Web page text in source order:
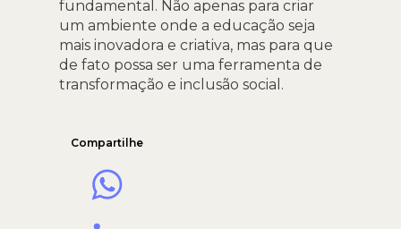
fundamental. Não apenas para criar
um ambiente onde a educação seja
mais inovadora e criativa, mas para que
de fato possa ser uma ferramenta de
transformação e inclusão social.
Compartilhe